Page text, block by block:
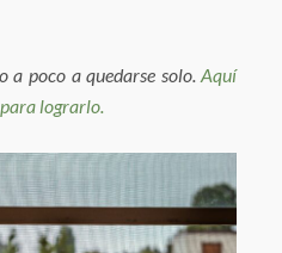
a poco a quedarse solo.Aquí
lograrlo.